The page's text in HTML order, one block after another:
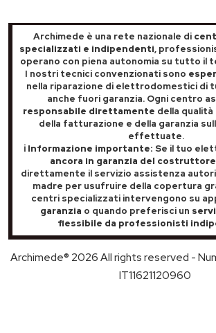
Archimede è una rete nazionale di
specializzati e indipendenti,
operano con piena autonomia su tutto il
I nostri tecnici convenzionati sono
nella riparazione di elettrodomestici di
anche fuori garanzia. Ogni centro
responsabile direttamente della
della fatturazione e della garanzia
effettuate.
ℹ️ Informazione importante: Se il tuo
ancora in garanzia del costruttore
direttamente il servizio assistenza
madre per usufruire della copertura
centri specializzati intervengono su
garanzia o quando preferisci un
flessibile da professionisti
Archimede® 2026 All rights reserved -
IT11621120960